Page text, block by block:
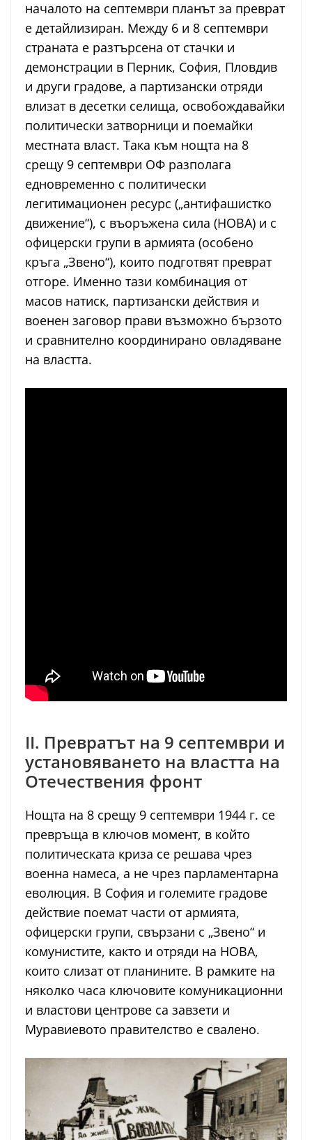
началото на септември планът за преврат
е детайлизиран. Между 6 и 8 септември
страната е разтърсена от стачки и
демонстрации в Перник, София, Пловдив
и други градове, а партизански отряди
влизат в десетки селища, освобождавайки
политически затворници и поемайки
местната власт. Така към нощта на 8
срещу 9 септември ОФ разполага
едновременно с политически
легитимационен ресурс („антифашистко
движение“), с въоръжена сила (НОВА) и с
офицерски групи в армията (особено
кръга „Звено“), които подготвят преврат
отгоре. Именно тази комбинация от
масов натиск, партизански действия и
военен заговор прави възможно бързото
и сравнително координирано овладяване
на властта.
II. Превратът на 9 септември и
установяването на властта на
Отечествения фронт
Нощта на 8 срещу 9 септември 1944 г. се
превръща в ключов момент, в който
политическата криза се решава чрез
военна намеса, а не чрез парламентарна
еволюция. В София и големите градове
действие поемат части от армията,
офицерски групи, свързани с „Звено“ и
комунистите, както и отряди на НОВА,
които слизат от планините. В рамките на
няколко часа ключовите комуникационни
и властови центрове са завзети и
Муравиевото правителство е свалено.